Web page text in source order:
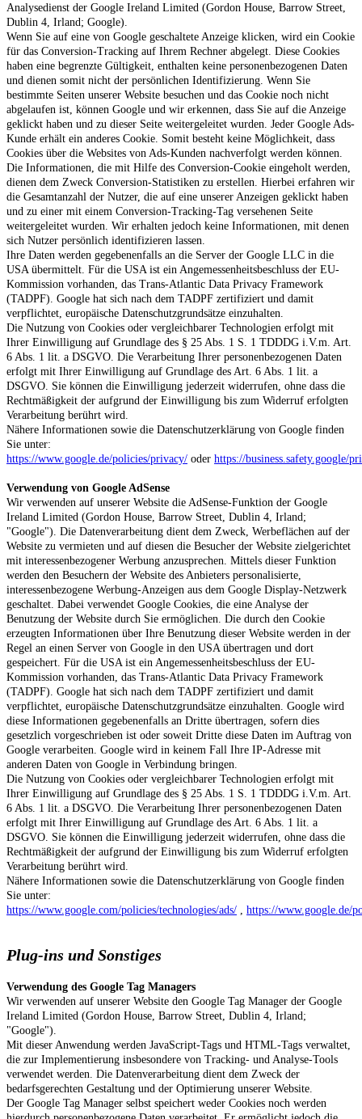
Analysedienst der Google Ireland Limited (Gordon House, Barrow Street,
Dublin 4, Irland; Google).
Wenn Sie auf eine von Google geschaltete Anzeige klicken, wird ein Cookie
für das Conversion-Tracking auf Ihrem Rechner abgelegt. Diese Cookies
haben eine begrenzte Gültigkeit, enthalten keine personenbezogenen Daten
und dienen somit nicht der persönlichen Identifizierung. Wenn Sie
bestimmte Seiten unserer Website besuchen und das Cookie noch nicht
abgelaufen ist, können Google und wir erkennen, dass Sie auf die Anzeige
geklickt haben und zu dieser Seite weitergeleitet wurden. Jeder Google Ads-
Kunde erhält ein anderes Cookie. Somit besteht keine Möglichkeit, dass
Cookies über die Websites von Ads-Kunden nachverfolgt werden können.
Die Informationen, die mit Hilfe des Conversion-Cookie eingeholt werden,
dienen dem Zweck Conversion-Statistiken zu erstellen. Hierbei erfahren wir
die Gesamtanzahl der Nutzer, die auf eine unserer Anzeigen geklickt haben
und zu einer mit einem Conversion-Tracking-Tag versehenen Seite
weitergeleitet wurden. Wir erhalten jedoch keine Informationen, mit denen
sich Nutzer persönlich identifizieren lassen.
Ihre Daten werden gegebenenfalls an die Server der Google LLC in die
USA übermittelt. Für die USA ist ein Angemessenheitsbeschluss der EU-
Kommission vorhanden, das Trans-Atlantic Data Privacy Framework
(TADPF). Google hat sich nach dem TADPF zertifiziert und damit
verpflichtet, europäische Datenschutzgrundsätze einzuhalten.
Die Nutzung von Cookies oder vergleichbarer Technologien erfolgt mit
Ihrer Einwilligung auf Grundlage des § 25 Abs. 1 S. 1 TDDDG i.V.m. Art.
6 Abs. 1 lit. a DSGVO. Die Verarbeitung Ihrer personenbezogenen Daten
erfolgt mit Ihrer Einwilligung auf Grundlage des Art. 6 Abs. 1 lit. a
DSGVO. Sie können die Einwilligung jederzeit widerrufen, ohne dass die
Rechtmäßigkeit der aufgrund der Einwilligung bis zum Widerruf erfolgten
Verarbeitung berührt wird.
Nähere Informationen sowie die Datenschutzerklärung von Google finden
Sie unter:
https://www.google.de/policies/privacy/ oder https://business.safety.google/
Verwendung von Google AdSense
Wir verwenden auf unserer Website die AdSense-Funktion der Google
Ireland Limited (Gordon House, Barrow Street, Dublin 4, Irland;
"Google"). Die Datenverarbeitung dient dem Zweck, Werbeflächen auf der
Website zu vermieten und auf diesen die Besucher der Website zielgerichtet
mit interessenbezogener Werbung anzusprechen. Mittels dieser Funktion
werden den Besuchern der Website des Anbieters personalisierte,
interessenbezogene Werbung-Anzeigen aus dem Google Display-Netzwerk
geschaltet. Dabei verwendet Google Cookies, die eine Analyse der
Benutzung der Website durch Sie ermöglichen. Die durch den Cookie
erzeugten Informationen über Ihre Benutzung dieser Website werden in der
Regel an einen Server von Google in den USA übertragen und dort
gespeichert. Für die USA ist ein Angemessenheitsbeschluss der EU-
Kommission vorhanden, das Trans-Atlantic Data Privacy Framework
(TADPF). Google hat sich nach dem TADPF zertifiziert und damit
verpflichtet, europäische Datenschutzgrundsätze einzuhalten. Google wird
diese Informationen gegebenenfalls an Dritte übertragen, sofern dies
gesetzlich vorgeschrieben ist oder soweit Dritte diese Daten im Auftrag von
Google verarbeiten. Google wird in keinem Fall Ihre IP-Adresse mit
anderen Daten von Google in Verbindung bringen.
Die Nutzung von Cookies oder vergleichbarer Technologien erfolgt mit
Ihrer Einwilligung auf Grundlage des § 25 Abs. 1 S. 1 TDDDG i.V.m. Art.
6 Abs. 1 lit. a DSGVO. Die Verarbeitung Ihrer personenbezogenen Daten
erfolgt mit Ihrer Einwilligung auf Grundlage des Art. 6 Abs. 1 lit. a
DSGVO. Sie können die Einwilligung jederzeit widerrufen, ohne dass die
Rechtmäßigkeit der aufgrund der Einwilligung bis zum Widerruf erfolgten
Verarbeitung berührt wird.
Nähere Informationen sowie die Datenschutzerklärung von Google finden
Sie unter:
https://www.google.com/policies/technologies/ads/
https://www.google.de/
Plug-ins und Sonstiges
Verwendung des Google Tag Managers
Wir verwenden auf unserer Website den Google Tag Manager der Google
Ireland Limited (Gordon House, Barrow Street, Dublin 4, Irland;
"Google").
Mit dieser Anwendung werden JavaScript-Tags und HTML-Tags verwaltet,
die zur Implementierung insbesondere von Tracking- und Analyse-Tools
verwendet werden. Die Datenverarbeitung dient dem Zweck der
bedarfsgerechten Gestaltung und der Optimierung unserer Website.
Der Google Tag Manager selbst speichert weder Cookies noch werden